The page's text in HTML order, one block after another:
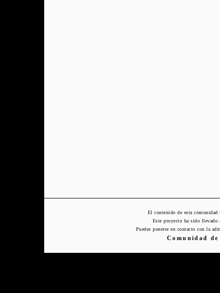
El contenido de esta
Este proyecto ha sido
Puedes ponerte en contacto con la
Comunidad